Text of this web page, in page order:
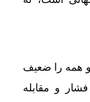
همه را ضعیف
و مقابله